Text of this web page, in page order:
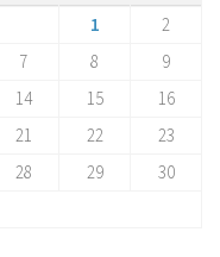
1
2
7 8
9
14 15
16
21 22
23
28 29
30